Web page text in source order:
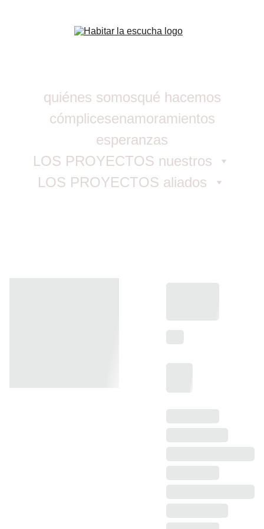
quiénes somosqué hacemos
cómplicesenamoramientos
esperanzas
LOS PROYECTOS nuestros
LOS PROYECTOS aliados